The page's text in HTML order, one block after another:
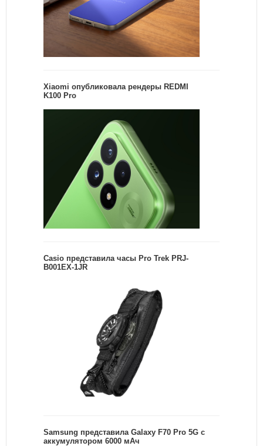
Xiaomi опубликовала рендеры REDMI
K100 Pro
Casio представила часы Pro Trek PRJ-
B001EX-1JR
Samsung представила Galaxy F70 Pro 5G с
аккумулятором 6000 мАч